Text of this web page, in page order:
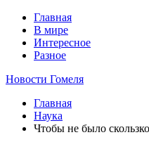
Главная
В мире
Интересное
Разное
Новости Гомеля
Главная
Наука
Чтобы не было